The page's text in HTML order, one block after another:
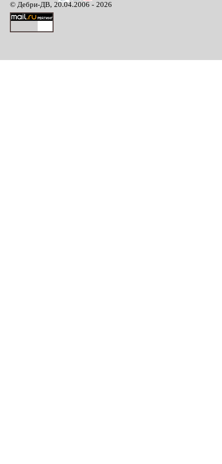
© Дебри-ДВ, 20.04.2006 - 2026